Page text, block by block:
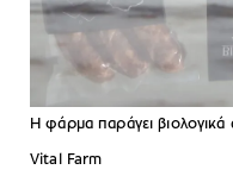
Η φάρμα παράγει βιολογικά
Vital Farm